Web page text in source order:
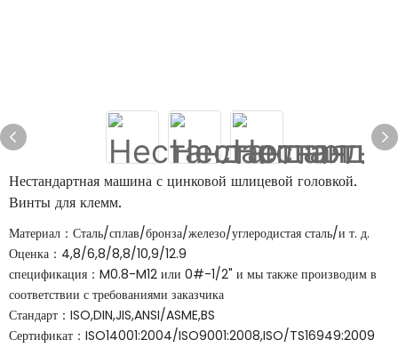
Нестандартная машина с цинковой шлицевой головкой.
Винты для клемм.
Материал：Сталь/сплав/бронза/железо/углеродистая сталь/и т. д.
Оценка：4,8/6,8/8,8/10,9/12.9
спецификация：M0.8-M12 или 0#-1/2" и мы также производим в
соответствии с требованиями заказчика
Стандарт：ISO,DIN,JIS,ANSI/ASME,BS
Сертификат：ISO14001:2004/ISO9001:2008,ISO/TS16949:2009